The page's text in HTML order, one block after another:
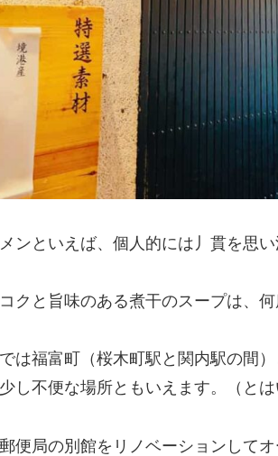
ンといえば、個人的には丿貫を思い
クと旨味のある煮干のスープは、何
は福富町（桜木町駅と関内駅の間
し不便な場所ともいえます。（と
便局の別館をリノベーションして